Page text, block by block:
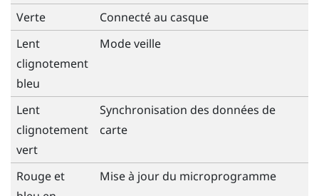
Verte
Connecté au casque
Lent
clignotement
bleu
Mode veille
Lent
clignotement
vert
Synchronisation des données de
carte
Rouge et
Mise à jour du microprogramme